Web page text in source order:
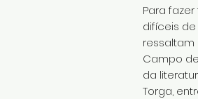
Para
difíceis
ressaltam
Campo
da
Torga,